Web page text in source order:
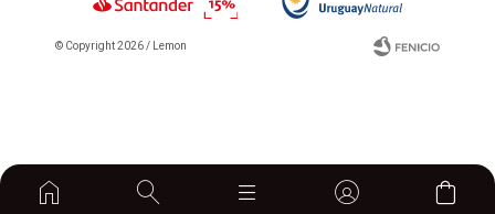
home 
© Copyright 2026 / Lemon